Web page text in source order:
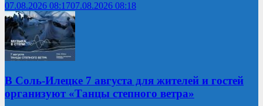
07.08.2026 08:1707.08.2026 08:18
В Соль-Илецке 7 августа для жителей и гостей
организуют «Танцы степного ветра»